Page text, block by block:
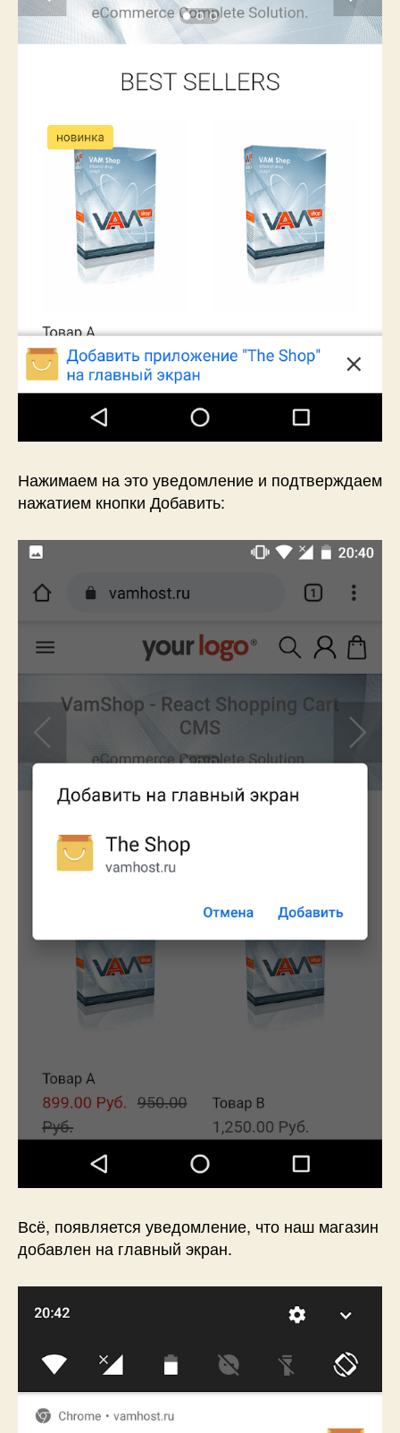
Нажимаем на это уведомление и подтверждаем
нажатием кнопки Добавить:
Всё, появляется уведомление, что наш магазин
добавлен на главный экран.